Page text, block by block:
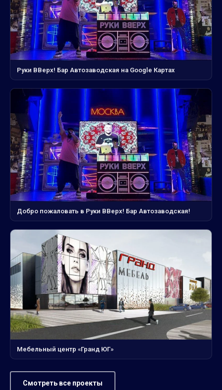
Руки ВВерх! Бар Автозаводская на Google Картах
Добро пожаловать в Руки ВВерх! Бар Автозаводская!
Мебельный центр «Гранд ЮГ»
Смотреть все проекты